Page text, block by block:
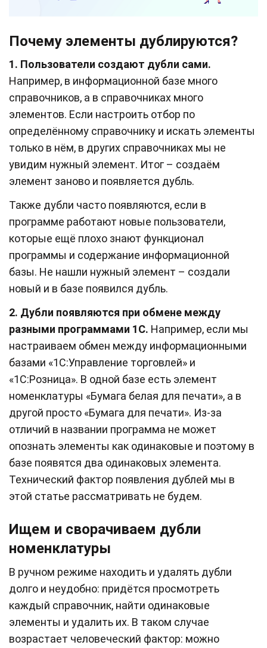
Почему элементы дублируются?
1. Пользователи создают дубли сами.
Например, в информационной базе много
справочников, а в справочниках много
элементов. Если настроить отбор по
определённому справочнику и искать элементы
только в нём, в других справочниках мы не
увидим нужный элемент. Итог – создаём
элемент заново и появляется дубль.
Также дубли часто появляются, если в
программе работают новые пользователи,
которые ещё плохо знают функционал
программы и содержание информационной
базы. Не нашли нужный элемент – создали
новый и в базе появился дубль.
2. Дубли появляются при обмене между
разными программами 1С. Например, если мы
настраиваем обмен между информационными
базами «1С:Управление торговлей» и
«1С:Розница». В одной базе есть элемент
номенклатуры «Бумага белая для печати», а в
другой просто «Бумага для печати». Из-за
отличий в названии программа не может
опознать элементы как одинаковые и поэтому в
базе появятся два одинаковых элемента.
Технический фактор появления дублей мы в
этой статье рассматривать не будем.
Ищем и сворачиваем дубли
номенклатуры
В ручном режиме находить и удалять дубли
долго и неудобно: придётся просмотреть
каждый справочник, найти одинаковые
элементы и удалить их. В таком случае
возрастает человеческий фактор: можно